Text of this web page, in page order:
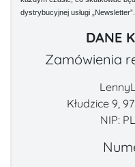
dystrybucyjnej usługi „Newsletter”.
DANE
Zamówienia
Kłudzice 9,
NIP: